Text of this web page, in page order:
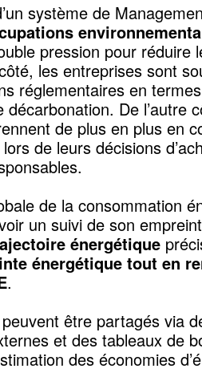
système de
pression pour réduire
les entreprises sont
réglementaires en
De l’autre
de plus en plus en
de leurs décisions
de la consommation
un suivi de son
énergétique
énergétique tout en
.
être partagés via
et des tableaux de
des économies